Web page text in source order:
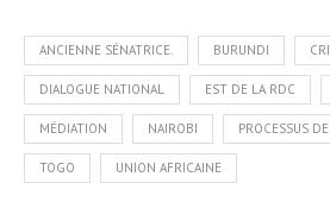
ANCIENNE SÉNATRICE. BURUNDI
DIALOGUE NATIONAL EST DE LA RDC
MÉDIATION NAIROBI PROCESSUS
TOGO UNION AFRICAINE